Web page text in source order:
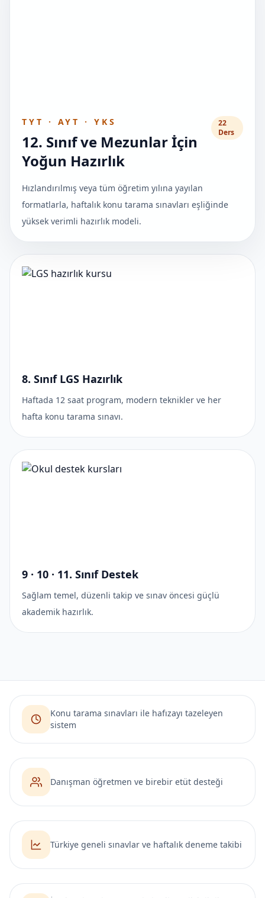
TYT · AYT · YKS
12. Sınıf ve Mezunlar İçin
Yoğun Hazırlık
22
Ders
Hızlandırılmış veya tüm öğretim yılına yayılan
formatlarla, haftalık konu tarama sınavları eşliğinde
yüksek verimli hazırlık modeli.
8. Sınıf LGS Hazırlık
Haftada 12 saat program, modern teknikler ve her
hafta konu tarama sınavı.
9 · 10 · 11. Sınıf Destek
Sağlam temel, düzenli takip ve sınav öncesi güçlü
akademik hazırlık.
Konu tarama sınavları ile hafızayı tazeleyen
sistem
Danışman öğretmen ve birebir etüt desteği
Türkiye geneli sınavlar ve haftalık deneme takibi